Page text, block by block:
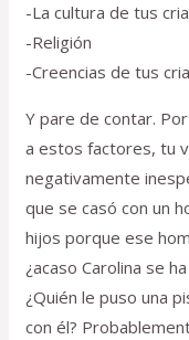
-La cultura de tus
-Religión
-Creencias de tus
Y pare de contar.
a estos factores, tu
negativamente
que se casó con un
hijos porque ese
¿acaso Carolina se
¿Quién le puso una
con él?